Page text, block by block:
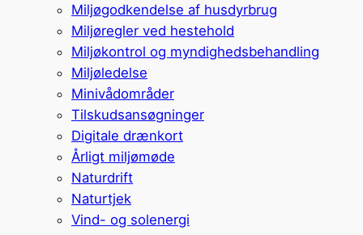
Miljøgodkendelse af husdyrbrug
Miljøregler ved hestehold
Miljøkontrol og myndighedsbehandling
Miljøledelse
Minivådområder
Tilskudsansøgninger
Digitale drænkort
Årligt miljømøde
Naturdrift
Naturtjek
Vind- og solenergi